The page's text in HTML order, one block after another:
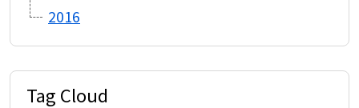
2016
Tag Cloud